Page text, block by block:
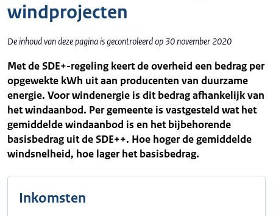
windprojecten
De inhoud van deze pagina is gecontroleerd op 30 november 2020
Met de SDE+-regeling keert de overheid een bedrag per
opgewekte kWh uit aan producenten van duurzame
energie. Voor windenergie is dit bedrag afhankelijk van
het windaanbod. Per gemeente is vastgesteld wat het
gemiddelde windaanbod is en het bijbehorende
basisbedrag uit de SDE++. Hoe hoger de gemiddelde
windsnelheid, hoe lager het basisbedrag.
Inkomsten